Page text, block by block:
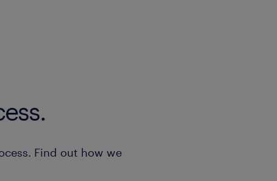
Find out how we